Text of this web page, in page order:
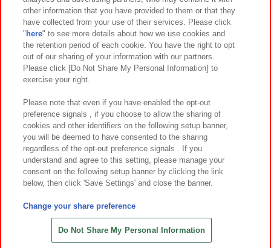
関連会社 サステナビリティ サイトポリシー
プライバシーポリシー ウェブアクセシビリティ方針と検証結果
お取引先さまとともに
カスタマーハラスメント対応方針 よくあるご質問・お問い合わせ
©Bandai Namco Amusement Inc.
©Bandai Namco Amusement Lab Inc.
©HANAYASHIKI Co., Ltd. All Rights Reserved.
other information that you have provided to them or that they
have collected from your use of their services. Please click
" here" to see more details about how we use cookies and
the retention period of each cookie. You have the right to opt
out of our sharing of your information with our partners.
Please click [Do Not Share My Personal Information] to
exercise your right.
Please note that even if you have enabled the opt-out
preference signals , if you choose to allow the sharing of
cookies and other identifiers on the following setup banner,
you will be deemed to have consented to the sharing
regardless of the opt-out preference signals . If you
understand and agree to this setting, please manage your
consent on the following setup banner by clicking the link
below, then click 'Save Settings' and close the banner.
Change your share preference
Do Not Share My Personal Information